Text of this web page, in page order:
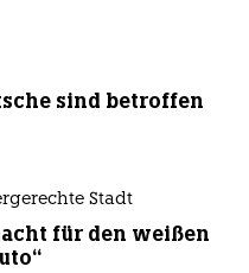
sind betroffen
Stadt
für den weißen